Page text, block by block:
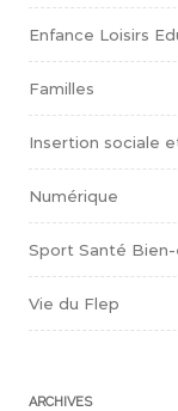
Enfance Loisirs
Familles
Insertion sociale
Numérique
Sport Santé
Vie du Flep
ARCHIVES